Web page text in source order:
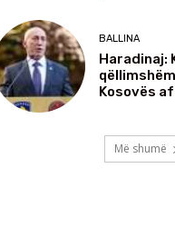
BALLINA
Haradinaj:
Kosovës
Më shumë